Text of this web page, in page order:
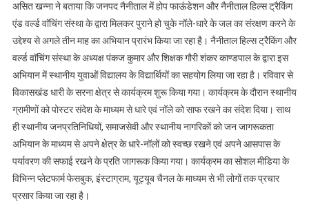
संरक्षण
करेंगी
संस्थाए
असित खन्ना ने बताया कि जनपद नैनीताल में होप फाऊंडेशन और नैनीताल हिल्स ट्रैकिंग
एंड वर्ल्ड वाॅचिंग संस्था के द्वारा मिलकर पुराने हो चुके नॉले-धारे के जल का संरक्षण करने के
उद्देश्य से अगले तीन माह का अभियान प्रारंभ किया जा रहा है। नैनीताल हिल्स ट्रैकिंग और
वर्ल्ड वाॅचिंग संस्था के अध्यक्ष पंकज कुमार और शिक्षक गौरी शंकर काण्डपाल के द्वारा इस
अभियान में स्थानीय युवाओं विद्यालय के विद्यार्थियों का सहयोग लिया जा रहा है। रविवार से
विकासखंड धारी के सरना क्षेत्र से कार्यक्रम शुरू किया गया। कार्यक्रम के दौरान स्थानीय
ग्रामीणों को पोस्टर संदेश के माध्यम से धारे एवं नॉले को साफ रखने का संदेश दिया। साथ
ही स्थानीय जनप्रतिनिधियों, समाजसेवी और स्थानीय नागरिकों को जन जागरूकता
अभियान के माध्यम से अपने क्षेत्र के धारे-नॉलों को स्वच्छ रखने एवं अपने आसपास के
पर्यावरण की सफाई रखने के प्रति जागरूक किया गया। कार्यक्रम का सोशल मीडिया के
विभिन्न प्लेटफार्म फेसबुक, इंस्टाग्राम, यूट्यूब चैनल के माध्यम से भी लोगों तक प्रचार
प्रसार किया जा रहा है।